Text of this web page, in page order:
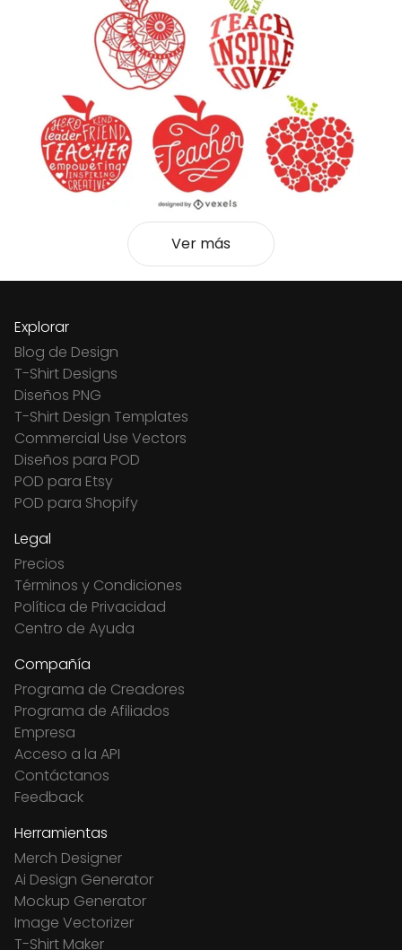
Ver más
Explorar
Blog de Design
T-Shirt Designs
Diseños PNG
T-Shirt Design Templates
Commercial Use Vectors
Diseños para POD
POD para Etsy
POD para Shopify
Legal
Precios
Términos y Condiciones
Política de Privacidad
Centro de Ayuda
Compañía
Programa de Creadores
Programa de Afiliados
Empresa
Acceso a la API
Contáctanos
Feedback
Herramientas
Merch Designer
Ai Design Generator
Mockup Generator
Image Vectorizer
T-Shirt Maker